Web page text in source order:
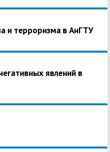
и терроризма в АнГТУ
явлений в